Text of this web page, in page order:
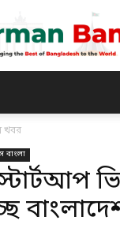
Bangla
খবর
বাংলা